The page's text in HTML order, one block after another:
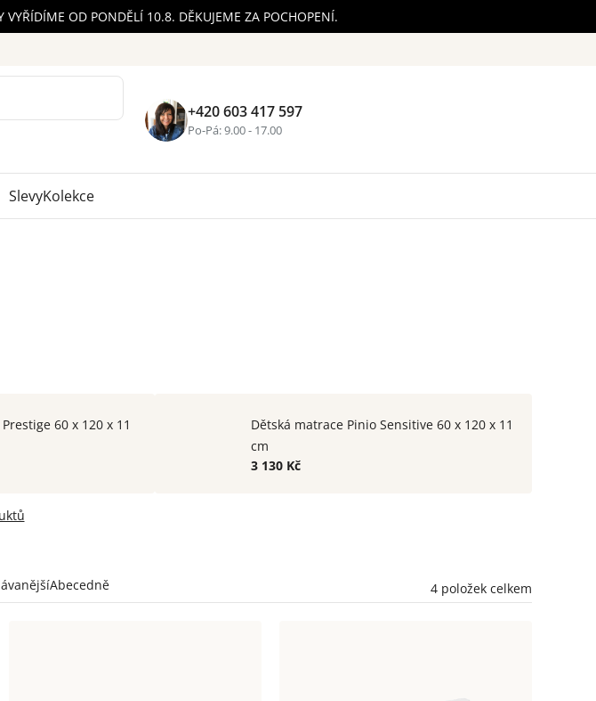
OD PONDĚLÍ 10.8. DĚKUJEME ZA POCHOPENÍ.
+420 603 417 597
Po-Pá: 9.00 - 17.00
SlevyKolekce
60 x 120 x 11
Dětská matrace Pinio Sensitive 60 x 120 x 11
cm
3 130 Kč
Abecedně 4 položek celkem